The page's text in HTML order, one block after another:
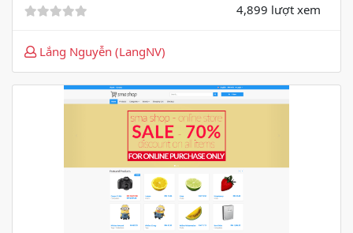
4,899 lượt xem
Lắng Nguyễn (LangNV)